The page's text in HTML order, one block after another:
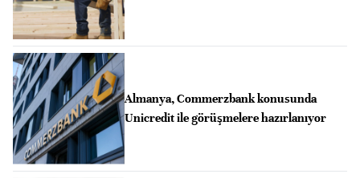
Almanya, Commerzbank konusunda
Unicredit ile görüşmelere hazırlanıyor